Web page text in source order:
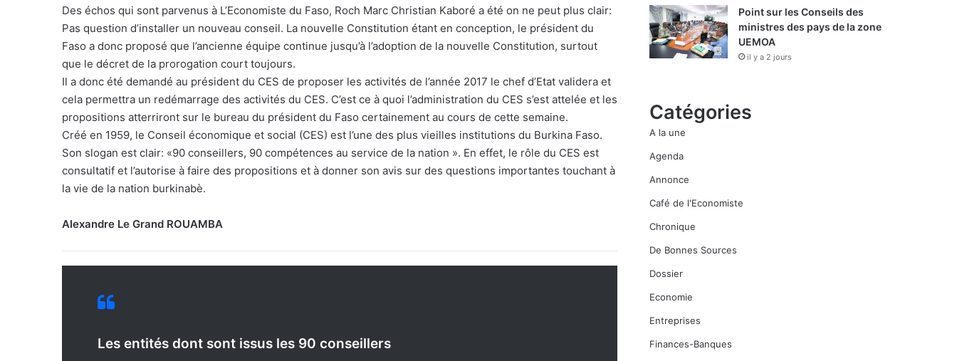
Des échos qui sont parvenus à L’Economiste du Faso, Roch Marc Christian Kaboré a été on ne peut plus clair:
Pas question d’installer un nouveau conseil. La nouvelle Constitution étant en conception, le président du
Faso a donc proposé que l’ancienne équipe continue jusqu’à l’adoption de la nouvelle Constitution, surtout
que le décret de la prorogation court toujours.
Il a donc été demandé au président du CES de proposer les activités de l’année 2017 le chef d’Etat validera et
cela permettra un redémarrage des activités du CES. C’est ce à quoi l’administration du CES s’est attelée et les
propositions atterriront sur le bureau du président du Faso certainement au cours de cette semaine.
Créé en 1959, le Conseil économique et social (CES) est l’une des plus vieilles institutions du Burkina Faso.
Son slogan est clair: «90 conseillers, 90 compétences au service de la nation ». En effet, le rôle du CES est
consultatif et l’autorise à faire des propositions et à donner son avis sur des questions importantes touchant à
la vie de la nation burkinabè.
Alexandre Le Grand ROUAMBA
Les entités dont sont issus les 90 conseillers
Point sur les Conseils des
ministres des pays de la zone
UEMOA
il y a 2 jours
Catégories
A la une
Agenda
Annonce
Café de l'Economiste
Chronique
De Bonnes Sources
Dossier
Economie
Entreprises
Finances-Banques